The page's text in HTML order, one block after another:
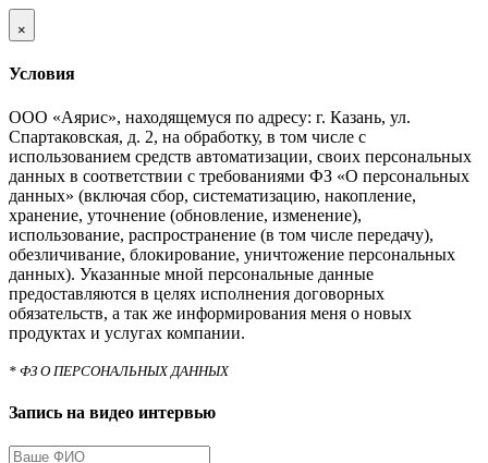
×
Условия
ООО «Аярис», находящемуся по адресу: г. Казань, ул.
Спартаковская, д. 2, на обработку, в том числе с
использованием средств автоматизации, своих персональных
данных в соответствии с требованиями ФЗ «О персональных
данных» (включая сбор, систематизацию, накопление,
хранение, уточнение (обновление, изменение),
использование, распространение (в том числе передачу),
обезличивание, блокирование, уничтожение персональных
данных). Указанные мной персональные данные
предоставляются в целях исполнения договорных
обязательств, а так же информирования меня о новых
продуктах и услугах компании.
* ФЗ О ПЕРСОНАЛЬНЫХ ДАННЫХ
Запись на видео интервью